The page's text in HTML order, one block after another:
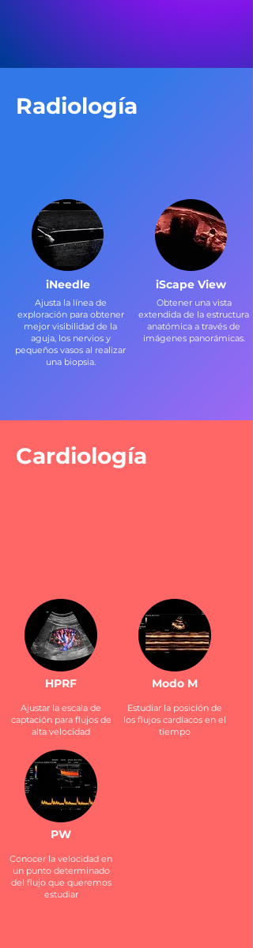
Radiología
iNeedle
Ajusta la línea de
exploración para obtener
mejor visibilidad de la
aguja, los nervios y
pequeños vasos al realizar
una biopsia.
iScape View
Obtener una vista
extendida de la estructura
anatómica a través de
imágenes panorámicas.
Cardiología
HPRF
Ajustar la escala de
captación para flujos de
alta velocidad
PW
Conocer la velocidad en
un punto determinado
del flujo que queremos
estudiar
Modo M
Estudiar la posición de
los flujos cardíacos en el
tiempo